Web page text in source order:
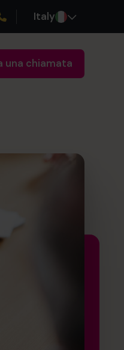
Italy
una chiamata